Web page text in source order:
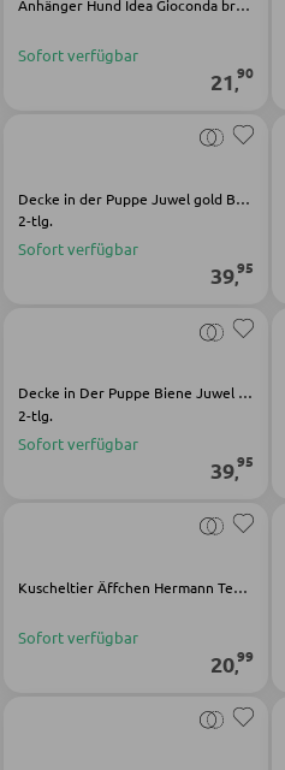
Servierwagen
TISCHE
Couch- und
Schminktische
Esszimmerstühle
Anhänger Hund Idea Gioconda braun Angora
Sofort verfügbar
21,90
Decke in der Puppe Juwel gold Baumwolle Viskose
2-tlg.
Sofort verfügbar
39,95
Decke in Der Puppe Biene Juwel beige Baumwolle Viskose
2-tlg.
Sofort verfügbar
39,95
Kuscheltier Äffchen Hermann Teddy Original braun Polyester
Sofort verfügbar
20,99